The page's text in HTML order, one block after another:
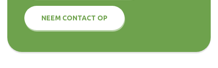
NEEM CONTACT OP